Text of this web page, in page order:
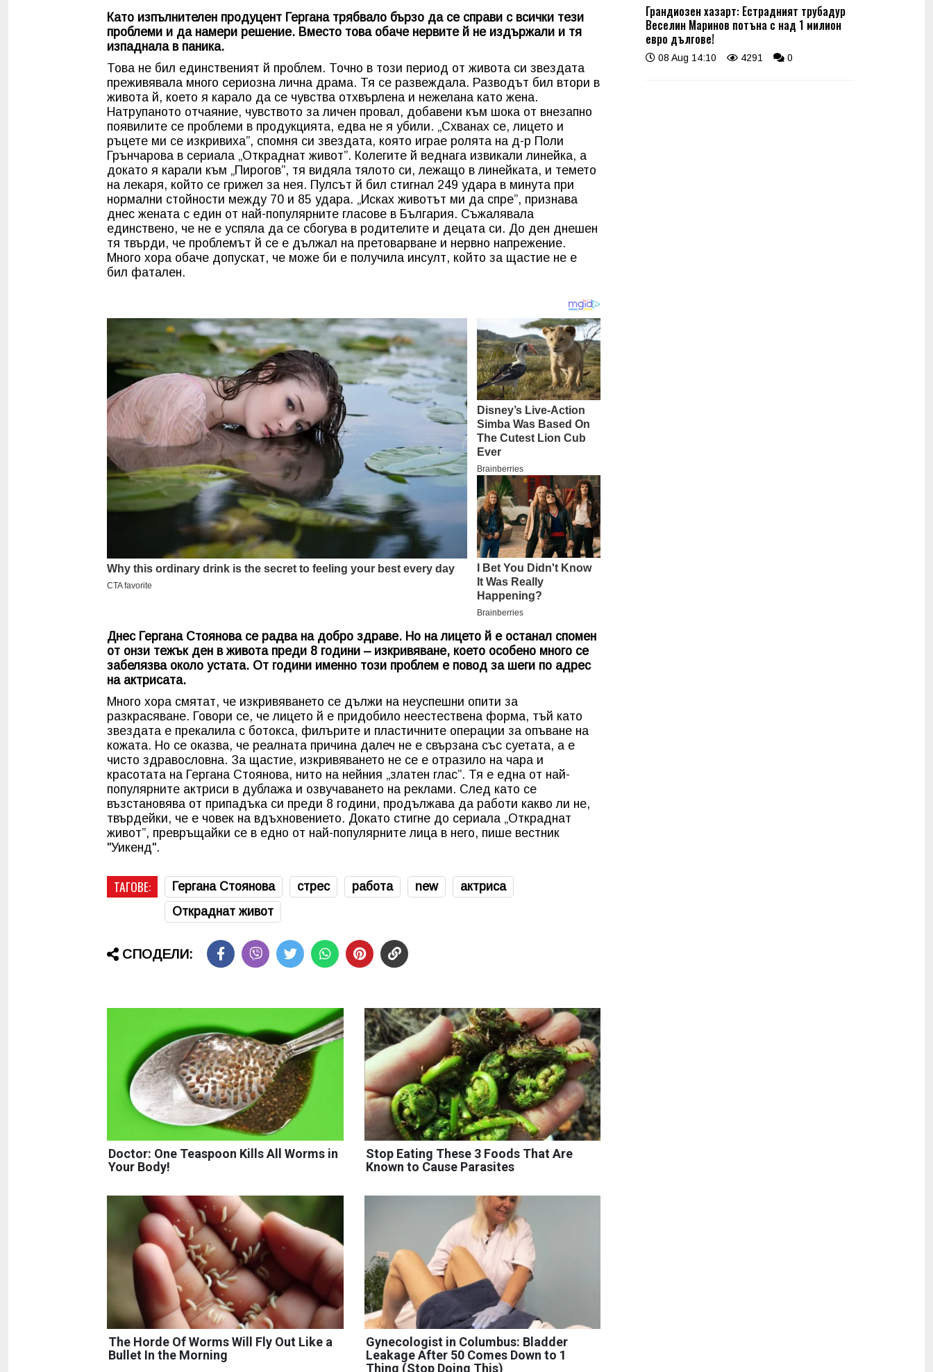
Като изпълнителен продуцент Гергана трябвало бързо да се справи с всички тези
проблеми и да намери решение. Вместо това обаче нервите й не издържали и тя
изпаднала в паника.
Това не бил единственият й проблем. Точно в този период от живота си звездата
преживявала много сериозна лична драма. Тя се развеждала. Разводът бил втори в
живота й, което я карало да се чувства отхвърлена и нежелана като жена.
Натрупаното отчаяние, чувството за личен провал, добавени към шока от внезапно
появилите се проблеми в продукцията, едва не я убили. „Схванах се, лицето и
ръцете ми се изкривиха”, спомня си звездата, която играе ролята на д-р Поли
Грънчарова в сериала „Откраднат живот”. Колегите й веднага извикали линейка, а
докато я карали към „Пирогов”, тя видяла тялото си, лежащо в линейката, и темето
на лекаря, който се грижел за нея. Пулсът й бил стигнал 249 удара в минута при
нормални стойности между 70 и 85 удара. „Исках животът ми да спре”, признава
днес жената с един от най-популярните гласове в България. Съжалявала
единствено, че не е успяла да се сбогува в родителите и децата си. До ден днешен
тя твърди, че проблемът й се е дължал на претоварване и нервно напрежение.
Много хора обаче допускат, че може би е получила инсулт, който за щастие не е
бил фатален.
Днес Гергана Стоянова се радва на добро здраве. Но на лицето й е останал спомен
от онзи тежък ден в живота преди 8 години – изкривяване, което особено много се
забелязва около устата. От години именно този проблем е повод за шеги по адрес
на актрисата.
Много хора смятат, че изкривяването се дължи на неуспешни опити за
разкрасяване. Говори се, че лицето й е придобило неестествена форма, тъй като
звездата е прекалила с ботокса, филърите и пластичните операции за опъване на
кожата. Но се оказва, че реалната причина далеч не е свързана със суетата, а е
чисто здравословна. За щастие, изкривяването не се е отразило на чара и
красотата на Гергана Стоянова, нито на нейния „златен глас”. Тя е една от най-
популярните актриси в дублажа и озвучаването на реклами. След като се
възстановява от припадъка си преди 8 години, продължава да работи какво ли не,
твърдейки, че е човек на вдъхновението. Докато стигне до сериала „Откраднат
живот”, превръщайки се в едно от най-популярните лица в него, пише вестник
"Уикенд".
ТАГОВЕ: Гергана Стоянова стрес работа new
актриса
Откраднат живот
СПОДЕЛИ:
Doctor: One Teaspoon Kills All Worms in
Your Body!
Stop Eating These 3 Foods That Are
Known to Cause Parasites
The Horde Of Worms Will Fly Out Like a
Bullet In the Morning
Gynecologist in Columbus: Bladder
Leakage After 50 Comes Down to 1
Thing (Stop Doing This)
Грандиозен хазарт: Естрадният трубадур
Веселин Маринов потъна с над 1 милион
евро дългове!
08 Aug 14:10 4291 0